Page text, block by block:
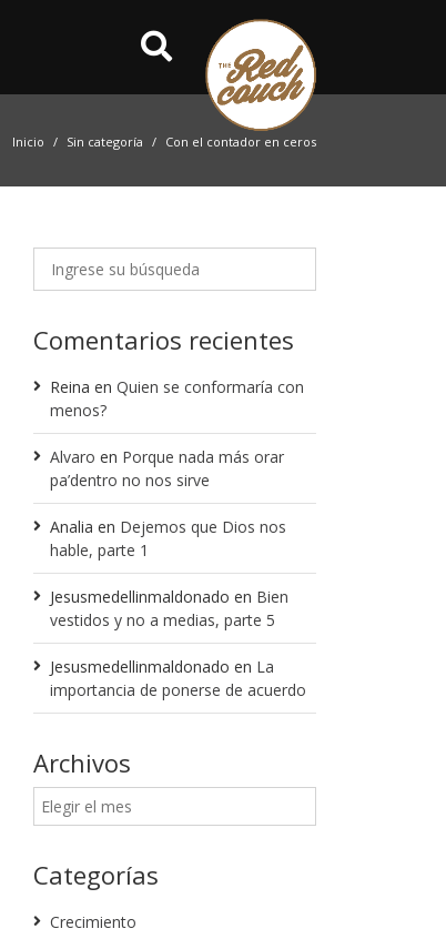
Inicio Sin categoría Con el contador en ceros
Comentarios recientes
Reina en Quien se conformaría con
menos?
Alvaro en Porque nada más orar
pa’dentro no nos sirve
Analia en Dejemos que Dios nos
hable, parte 1
Jesusmedellinmaldonado en Bien
vestidos y no a medias, parte 5
Jesusmedellinmaldonado en La
importancia de ponerse de acuerdo
Archivos
Categorías
Crecimiento